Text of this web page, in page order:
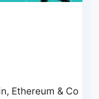
Ethereum & Co